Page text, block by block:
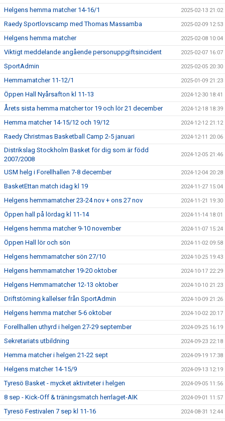
Helgens hemma matcher 14-16/1 2025-02-13 21:02
Raedy Sportlovscamp med Thomas Massamba 2025-02-09 12:53
Helgens hemma matcher 2025-02-08 10:04
Viktigt meddelande angående personuppgiftsincident 2025-02-07 16:07
SportAdmin 2025-02-05 20:30
Hemmamatcher 11-12/1 2025-01-09 21:23
Öppen Hall Nyårsafton kl 11-13 2024-12-30 18:41
Årets sista hemma matcher tor 19 och lör 21 december 2024-12-18 18:39
Hemma matcher 14-15/12 och 19/12 2024-12-12 21:12
Raedy Christmas Basketball Camp 2-5 januari 2024-12-11 20:06
Distrikslag Stockholm Basket för dig som är född
2007/2008
2024-12-05 21:46
USM helg i Forellhallen 7-8 december 2024-12-04 20:28
BasketEttan match idag kl 19 2024-11-27 15:04
Helgens hemmamatcher 23-24 nov + ons 27 nov 2024-11-21 19:30
Öppen hall på lördag kl 11-14 2024-11-14 18:01
Helgens hemma matcher 9-10 november 2024-11-07 15:24
Öppen Hall lör och sön 2024-11-02 09:58
Helgens hemmamatcher sön 27/10 2024-10-25 19:43
Helgens hemmamatcher 19-20 oktober 2024-10-17 22:29
Helgens Hemmamatcher 12-13 oktober 2024-10-10 21:23
Driftstörning kallelser från SportAdmin 2024-10-09 21:26
Helgens hemma matcher 5-6 oktober 2024-10-02 20:17
Forellhallen uthyrd i helgen 27-29 september 2024-09-25 16:19
Sekretariats utbildning 2024-09-23 22:18
Hemma matcher i helgen 21-22 sept 2024-09-19 17:38
Helgens matcher 14-15/9 2024-09-13 12:19
Tyresö Basket - mycket aktiviteter i helgen 2024-09-05 11:56
8 sep - Kick-Off & träningsmatch herrlaget-AIK 2024-09-01 11:57
Tyresö Festivalen 7 sep kl 11-16 2024-08-31 12:44